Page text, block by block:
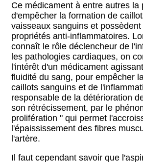
Ce médicament à entre autres la
d'empêcher la formation de
vaisseaux sanguins et
propriétés anti-inflammatoires.
connaît le rôle déclencheur de
les pathologies cardiaques, on
l'intérêt d'un médicament
fluidité du sang, pour empêcher
caillots sanguins et de
responsable de la détérioration
son rétrécissement, par le
prolifération " qui permet
l'épaississement des fibres
l'artère.
Il faut cependant savoir que